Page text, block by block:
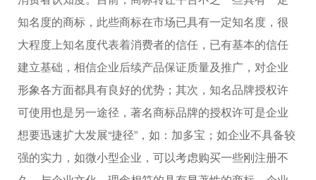
知名度的商标，此些商标在市场已具有一定知名度，很
大程度上知名度代表着消费者的信任，已有基本的信任
建立基础，相信企业后续产品保证质量及推广，对企业
形象各方面都具有良好的优势；其次，知名品牌授权许
可使用也是另一途径，著名商标品牌的授权许可是企业
想要迅速扩大发展“捷径”，如：加多宝；如企业不具备较
强的实力，如微小型企业，可以考虑购买一些刚注册不